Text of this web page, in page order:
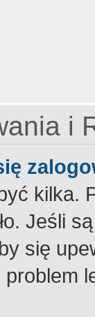
i
kilka.
Jeśli
się